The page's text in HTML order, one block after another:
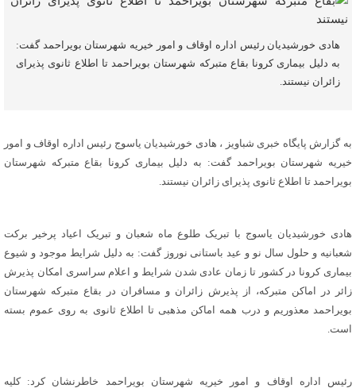
هادی خورشیدیان رئیس اداره اوقاف و امور خیریه شهرستان بویراحمد گفت:
به دلیل بیماری کرونا بقاع متبرکه شهرستان بویراحمد تا اطلاع ثانوی پذیرای
زائران نیستند.
به گزارش پایگاه خبری شباویز ، هادی خورشیدیان یاسوج رئیس اداره اوقاف و امور
خیریه شهرستان بویراحمد گفت: به دلیل بیماری کرونا بقاع متبرکه شهرستان
بویراحمد تا اطلاع ثانوی پذیرای زائران نیستند.
هادی خورشیدیان یاسوج با تبریک طلوع ماه شعبان و تبریک اعیاد پرخیر برکت
شعبانیه و حلول سال نو و عید باستانی نوروز گفت: به دلیل شرایط موجود و شیوع
بیماری کرونا در کشور تا زمان عادی شدن شرایط و اعلام سراسری امکان پذیرش
زائر در اماکن متبرکه، از پذیرش زائران و مسافران در بقاع متبرکه شهرستان
بویراحمد معذوریم و درب همه اماکن مذهبی تا اطلاع ثانوی به روی عموم بسته
است.
رئیس اداره اوقاف و امور خیریه شهرستان بویراحمد خاطرنشان کرد: کلیه